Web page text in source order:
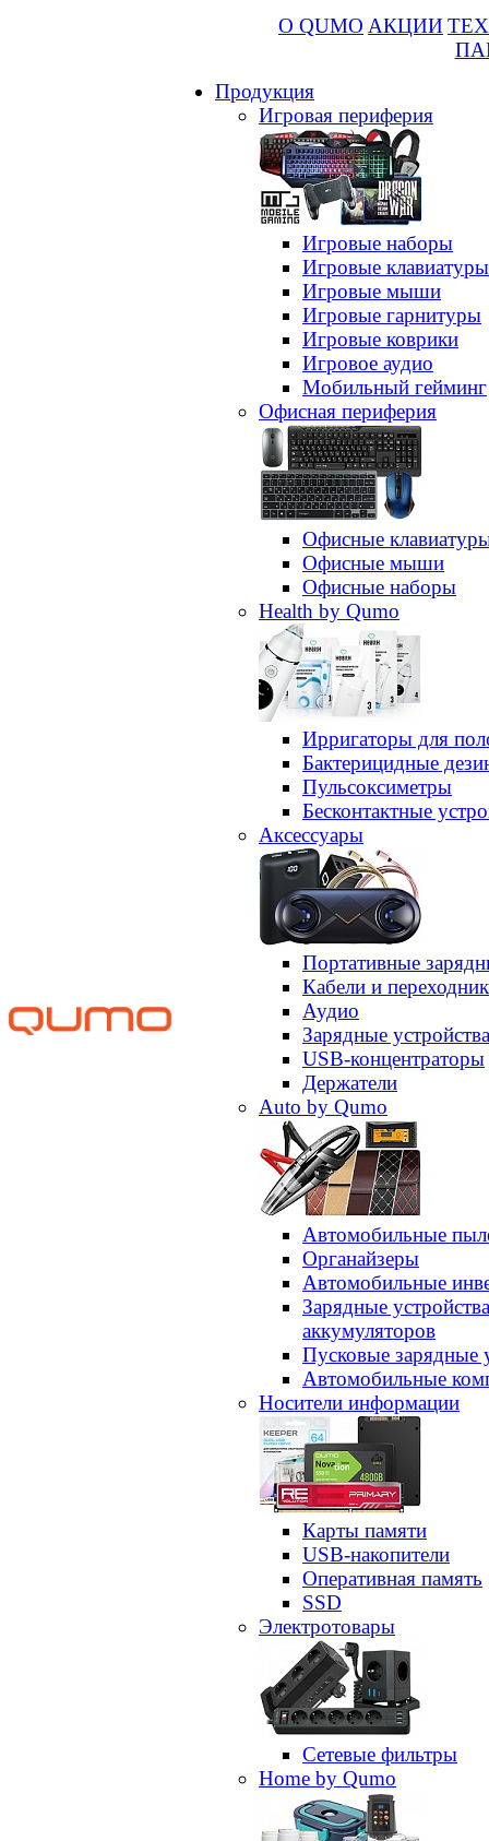
О QUMO АКЦИИ
Продукция
Игровая периферия
Игровые наборы
Игровые клавиатуры
Игровые мыши
Игровые гарнитуры
Игровые коврики
Игровое аудио
Мобильный гейминг
Офисная периферия
Офисные
Офисные мыши
Офисные наборы
Health by Qumo
Ирригаторы для
Бактерицидные
Пульсоксиметры
Бесконтактные
Аксессуары
Портативные
Кабели и
Аудио
Зарядные устройства
USB-концентраторы
Держатели
Auto by Qumo
Автомобильные
Органайзеры
Автомобильные
Зарядные
аккумуляторов
Пусковые зарядные
Автомобильные
Носители информации
Карты памяти
USB-накопители
Оперативная память
SSD
Электротовары
Сетевые фильтры
Home by Qumo